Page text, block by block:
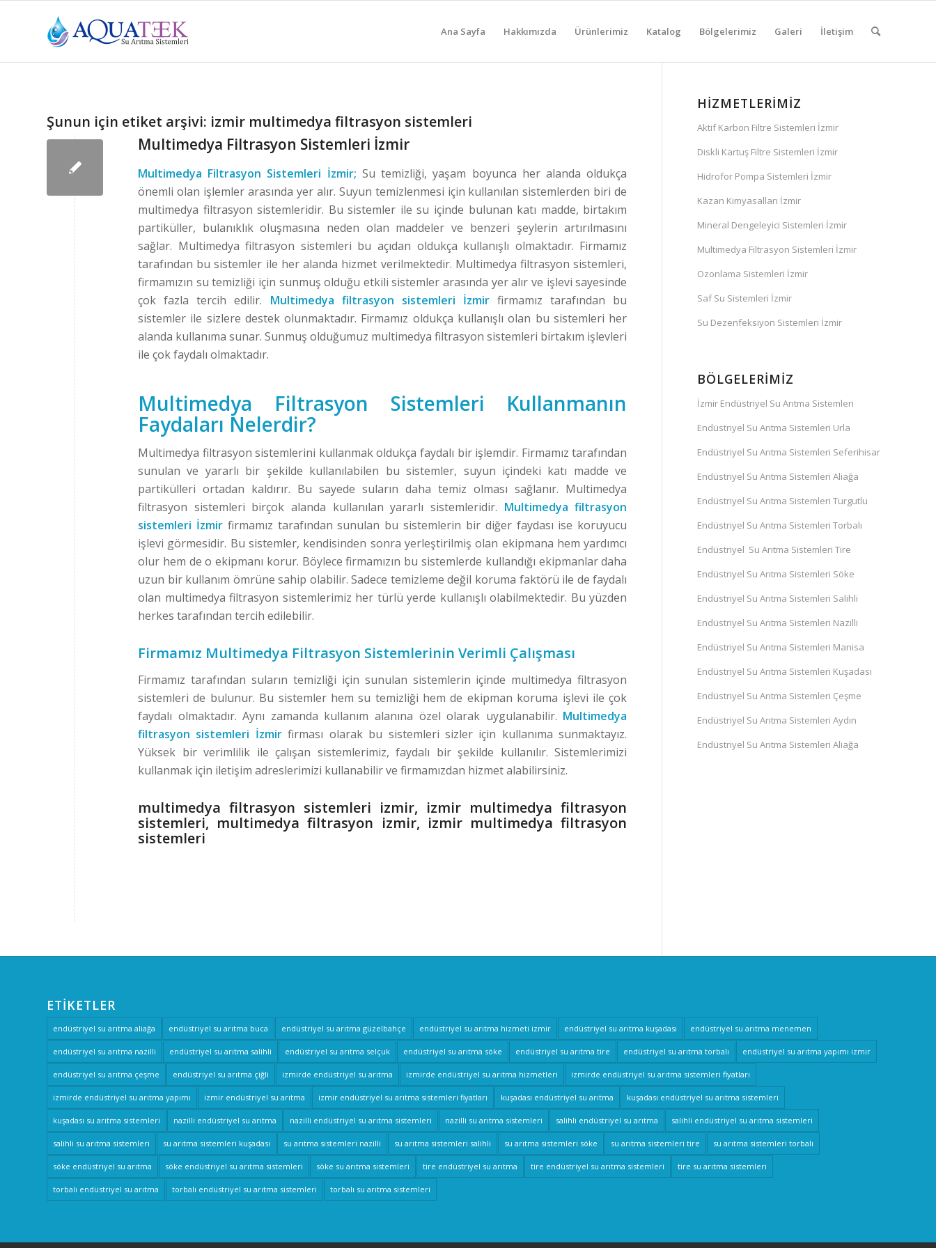
Ana Sayfa Hakkımızda Ürünlerimiz Katalog Bölgelerimiz Galeri İletişim
Şunun için etiket arşivi: izmir multimedya filtrasyon sistemleri
Multimedya Filtrasyon Sistemleri İzmir
Multimedya Filtrasyon Sistemleri İzmir; Su temizliği, yaşam boyunca her alanda oldukça
önemli olan işlemler arasında yer alır. Suyun temizlenmesi için kullanılan sistemlerden biri de
multimedya filtrasyon sistemleridir. Bu sistemler ile su içinde bulunan katı madde, birtakım
partiküller, bulanıklık oluşmasına neden olan maddeler ve benzeri şeylerin artırılmasını
sağlar. Multimedya filtrasyon sistemleri bu açıdan oldukça kullanışlı olmaktadır. Firmamız
tarafından bu sistemler ile her alanda hizmet verilmektedir. Multimedya filtrasyon sistemleri,
firmamızın su temizliği için sunmuş olduğu etkili sistemler arasında yer alır ve işlevi sayesinde
çok fazla tercih edilir. Multimedya filtrasyon sistemleri İzmirfirmamız tarafından bu
sistemler ile sizlere destek olunmaktadır. Firmamız oldukça kullanışlı olan bu sistemleri her
alanda kullanıma sunar. Sunmuş olduğumuz multimedya filtrasyon sistemleri birtakım işlevleri
ile çok faydalı olmaktadır.
Multimedya Filtrasyon Sistemleri Kullanmanın
Faydaları Nelerdir?
Multimedya filtrasyon sistemlerini kullanmak oldukça faydalı bir işlemdir. Firmamız tarafından
sunulan ve yararlı bir şekilde kullanılabilen bu sistemler, suyun içindeki katı madde ve
partikülleri ortadan kaldırır. Bu sayede suların daha temiz olması sağlanır. Multimedya
filtrasyon sistemleri birçok alanda kullanılan yararlı sistemleridir. Multimedya filtrasyon
sistemleri İzmir firmamız tarafından sunulan bu sistemlerin bir diğer faydası ise koruyucu
işlevi görmesidir. Bu sistemler, kendisinden sonra yerleştirilmiş olan ekipmana hem yardımcı
olur hem de o ekipmanı korur. Böylece firmamızın bu sistemlerde kullandığı ekipmanlar daha
uzun bir kullanım ömrüne sahip olabilir. Sadece temizleme değil koruma faktörü ile de faydalı
olan multimedya filtrasyon sistemlerimiz her türlü yerde kullanışlı olabilmektedir. Bu yüzden
herkes tarafından tercih edilebilir.
Firmamız Multimedya Filtrasyon Sistemlerinin Verimli Çalışması
Firmamız tarafından suların temizliği için sunulan sistemlerin içinde multimedya filtrasyon
sistemleri de bulunur. Bu sistemler hem su temizliği hem de ekipman koruma işlevi ile çok
faydalı olmaktadır. Aynı zamanda kullanım alanına özel olarak uygulanabilir. Multimedya
filtrasyon sistemleri İzmirfirması olarak bu sistemleri sizler için kullanıma sunmaktayız.
Yüksek bir verimlilik ile çalışan sistemlerimiz, faydalı bir şekilde kullanılır. Sistemlerimizi
kullanmak için iletişim adreslerimizi kullanabilir ve firmamızdan hizmet alabilirsiniz.
multimedya filtrasyon sistemleri izmir, izmir multimedya filtrasyon
sistemleri, multimedya filtrasyon izmir, izmir multimedya filtrasyon
sistemleri
HIZMETLERIMIZ
Aktif Karbon Filtre Sistemleri İzmir
Diskli Kartuş Filtre Sistemleri İzmir
Hidrofor Pompa Sistemleri İzmir
Kazan Kimyasalları İzmir
Mineral Dengeleyici Sistemleri İzmir
Multimedya Filtrasyon Sistemleri İzmir
Ozonlama Sistemleri İzmir
Saf Su Sistemleri İzmir
Su Dezenfeksiyon Sistemleri İzmir
BÖLGELERIMIZ
İzmir Endüstriyel Su Arıtma Sistemleri
Endüstriyel Su Arıtma Sistemleri Urla
Endüstriyel Su Arıtma Sistemleri Seferihisar
Endüstriyel Su Arıtma Sistemleri Aliağa
Endüstriyel Su Arıtma Sistemleri Turgutlu
Endüstriyel Su Arıtma Sistemleri Torbalı
Endüstriyel Su Arıtma Sistemleri Tire
Endüstriyel Su Arıtma Sistemleri Söke
Endüstriyel Su Arıtma Sistemleri Salihli
Endüstriyel Su Arıtma Sistemleri Nazilli
Endüstriyel Su Arıtma Sistemleri Manisa
Endüstriyel Su Arıtma Sistemleri Kuşadası
Endüstriyel Su Arıtma Sistemleri Çeşme
Endüstriyel Su Arıtma Sistemleri Aydın
Endüstriyel Su Arıtma Sistemleri Aliağa
ETIKETLER
endüstriyel su arıtma aliağa endüstriyel su arıtma buca endüstriyel su arıtma güzelbahçe endüstriyel su arıtma hizmeti izmir endüstriyel su arıtma kuşadası endüstriyel su arıtma menemen
endüstriyel su arıtma nazilli endüstriyel su arıtma salihli endüstriyel su arıtma selçuk endüstriyel su arıtma söke endüstriyel su arıtma tire endüstriyel su arıtma torbalı endüstriyel su arıtma yapımı izmir
endüstriyel su arıtma çeşme endüstriyel su arıtma çiğli izmirde endüstriyel su arıtma izmirde endüstriyel su arıtma hizmetleri izmirde endüstriyel su arıtma sistemleri fiyatları
izmirde endüstriyel su arıtma yapımı izmir endüstriyel su arıtma izmir endüstriyel su arıtma sistemleri fiyatları kuşadası endüstriyel su arıtma kuşadası endüstriyel su arıtma sistemleri
kuşadası su arıtma sistemleri nazilli endüstriyel su arıtma nazilli endüstriyel su arıtma sistemleri nazilli su arıtma sistemleri salihli endüstriyel su arıtma salihli endüstriyel su arıtma sistemleri
salihli su arıtma sistemleri su arıtma sistemleri kuşadası su arıtma sistemleri nazilli su arıtma sistemleri salihli su arıtma sistemleri söke su arıtma sistemleri tire su arıtma sistemleri torbalı
söke endüstriyel su arıtma söke endüstriyel su arıtma sistemleri söke su arıtma sistemleri tire endüstriyel su arıtma tire endüstriyel su arıtma sistemleri tire su arıtma sistemleri
torbalı endüstriyel su arıtma torbalı endüstriyel su arıtma sistemleri torbalı su arıtma sistemleri